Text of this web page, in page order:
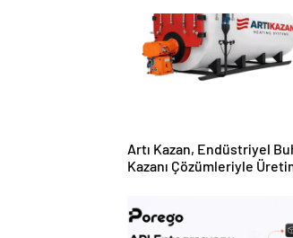
Artı Kazan, Endüstriyel
Kazanı Çözümleriyle